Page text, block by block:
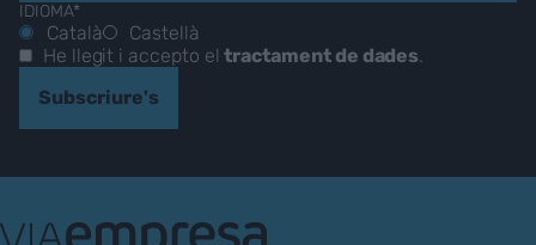
IDIOMA*
Català
Castellà
He llegit i accepto eltractament de dades.
Subscriure's